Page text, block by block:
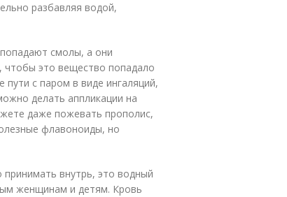
разбавляя водой,
смолы, а они
чтобы это вещество попадало
с паром в виде ингаляций,
делать аппликации на
даже пожевать прополис,
флавоноиды, но
внутрь, это водный
женщинам и детям. Кровь